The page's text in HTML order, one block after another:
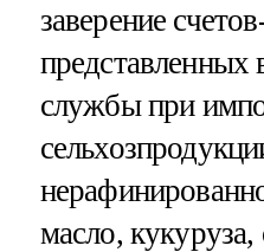
заверение
службы при
масло, кукуруза,